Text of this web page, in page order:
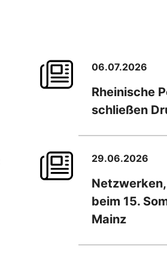
06.07.2026
Rheinische
schließen
29.06.2026
beim 15.
Mainz